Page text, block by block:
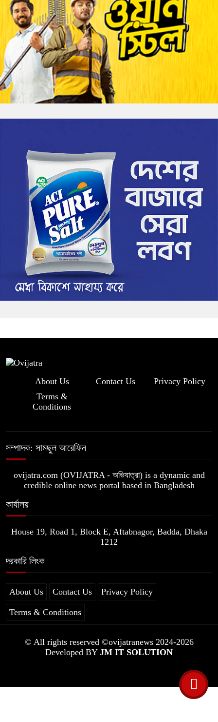
About Us Contact Us
Privacy Policy
Terms &
Conditions
সম্পাদক: সামছুল আরেফিন
ovijatra.com (OVIJATRA - অভিযাত্রা) is a dynamic and
credible online news portal based in Bangladesh
কার্যালয়
House 19, Road 1, Block E, Aftabnagor, Badda, Dhaka
1212
দরকারি লিংক
About Us Contact Us Privacy Policy
Terms & Conditions
© All rights reserved ©ovijatranews 2024-2026
Developed BY JM IT SOLUTION